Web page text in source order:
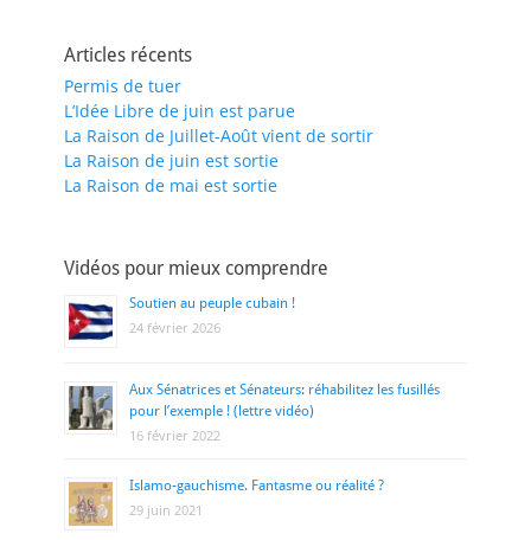
Articles récents
Permis de tuer
L’Idée Libre de juin est parue
La Raison de Juillet-Août vient de sortir
La Raison de juin est sortie
La Raison de mai est sortie
Vidéos pour mieux comprendre
Soutien au peuple cubain !
24 février 2026
Aux Sénatrices et Sénateurs: réhabilitez les fusillés
pour l’exemple ! (lettre vidéo)
16 février 2022
Islamo-gauchisme. Fantasme ou réalité ?
29 juin 2021